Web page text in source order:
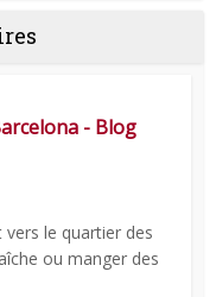
- Blog
le quartier des
ou manger des